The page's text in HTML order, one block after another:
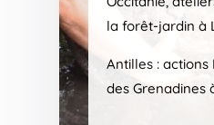
la forêt-jardin à
Antilles : actions
des Grenadines